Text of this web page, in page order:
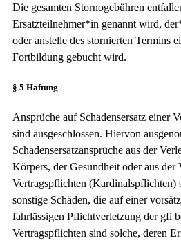
Die gesamten Stornogebühren
Ersatzteilnehmer*in genannt wird,
oder anstelle des stornierten Termins
Fortbildung gebucht wird.
§ 5 Haftung
Ansprüche auf Schadensersatz einer
sind ausgeschlossen. Hiervon
Schadensersatzansprüche aus der
Körpers, der Gesundheit oder aus der
Vertragspflichten
sonstige Schäden, die auf einer
fahrlässigen Pflichtverletzung der gfi
Vertragspflichten sind solche, deren